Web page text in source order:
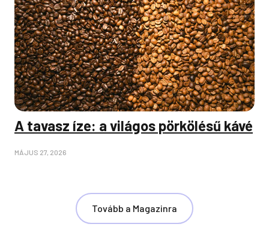
A tavasz íze: a világos pörkölésű kávé
MÁJUS 27, 2026
Tovább a Magazinra